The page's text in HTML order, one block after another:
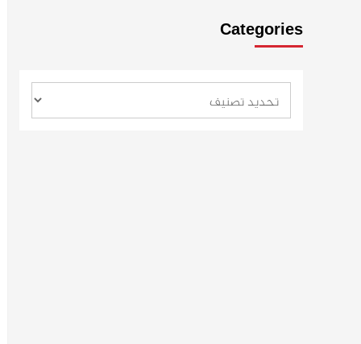
Categories